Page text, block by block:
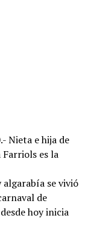
Nieta e hija de
Farriols es la
se vivió
de
hoy inicia